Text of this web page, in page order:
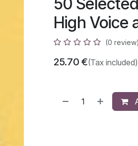
High Voice
(0 review)
25.70 €(Tax included)